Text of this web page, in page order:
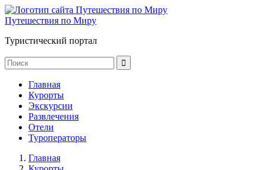
Путешествия по Миру
Туристический портал
Главная
Курорты
Экскурсии
Развлечения
Отели
Туроператоры
Главная